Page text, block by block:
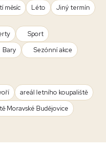
měsíc Léto Jiný termín
Sport
Bary
Sezónní akce
areál letního koupaliště
Moravské Budějovice